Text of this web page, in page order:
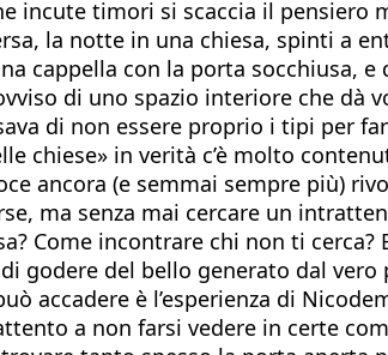
incute timori si scaccia il
la notte in una chiesa, spinti a
cappella con la porta socchiusa,
di uno spazio interiore che dà
di non essere proprio i tipi per
chiese» in verità c’è molto
ancora (e semmai sempre più)
ma senza mai cercare un
Come incontrare chi non ti cerca?
godere del bello generato dal
accadere è l’esperienza di
a non farsi vedere in certe